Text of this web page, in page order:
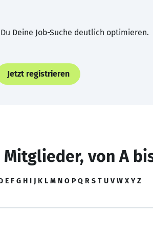
Deine Job-Suche deutlich optimieren.
Jetzt registrieren
Mitglieder, von A
E F G H I J K L M N O P Q R S T U V W X Y Z